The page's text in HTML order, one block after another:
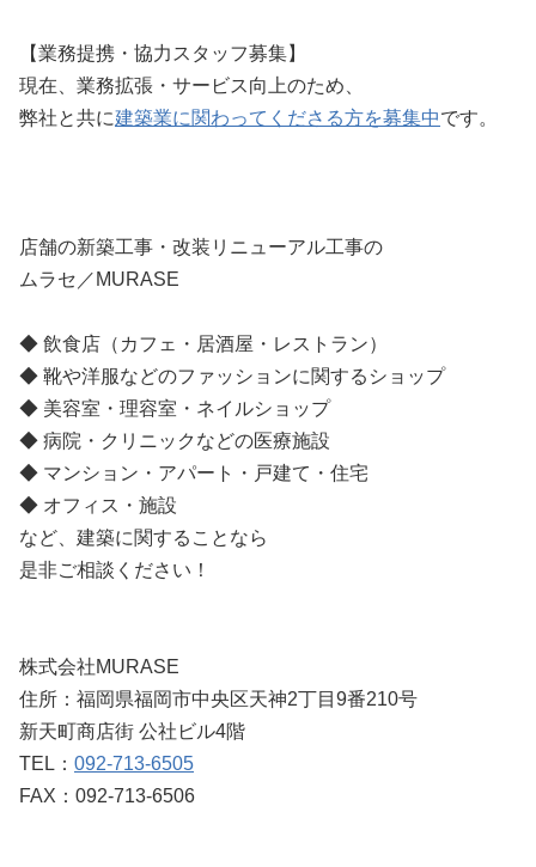
【業務提携・協力スタッフ募集】
現在、業務拡張・サービス向上のため、
弊社と共に建築業に関わってくださる方を募集中です。
店舗の新築工事・改装リニューアル工事の
ムラセ／MURASE
◆ 飲食店（カフェ・居酒屋・レストラン）
◆ 靴や洋服などのファッションに関するショップ
◆ 美容室・理容室・ネイルショップ
◆ 病院・クリニックなどの医療施設
◆ マンション・アパート・戸建て・住宅
◆ オフィス・施設
など、建築に関することなら
是非ご相談ください！
株式会社MURASE
住所：福岡県福岡市中央区天神2丁目9番210号
新天町商店街 公社ビル4階
TEL： 092-713-6505
FAX：092-713-6506